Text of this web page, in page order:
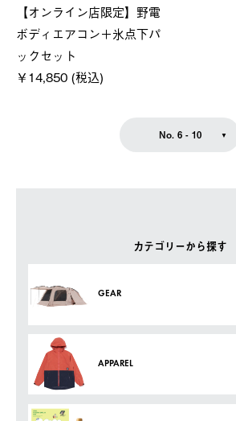
カテゴリーから探す
GEAR
APPAREL
【オンライン店限定】野電
ボディエアコン＋氷点下パ
ックセット
￥14,850 (税込)
No. 6 - 10